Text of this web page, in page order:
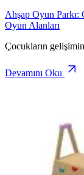
Ahşap Oyun
Oyun Alanları
Çocukların
Devamını Oku